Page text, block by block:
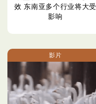
效 东南亚多个行业将大受
影响
影片